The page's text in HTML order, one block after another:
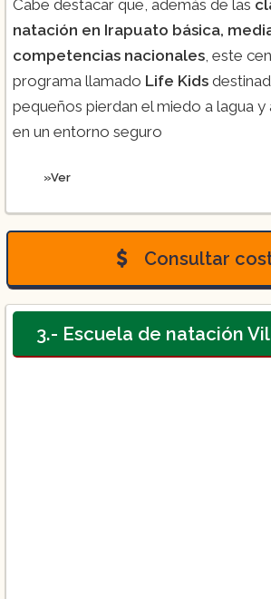
Cabe destacar que, además de las
natación en Irapuato básica,
competencias nacionales , este
programa llamado Life Kids
pequeños pierdan el miedo a lagua y
en un entorno seguro
»Ver
Consultar
3.- Escuela de natación